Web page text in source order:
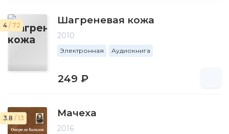
4 / 72 Шагреневая кожа
2010
Электронная Аудиокнига
249 ₽
3.8 / 13 Мачеха
2016